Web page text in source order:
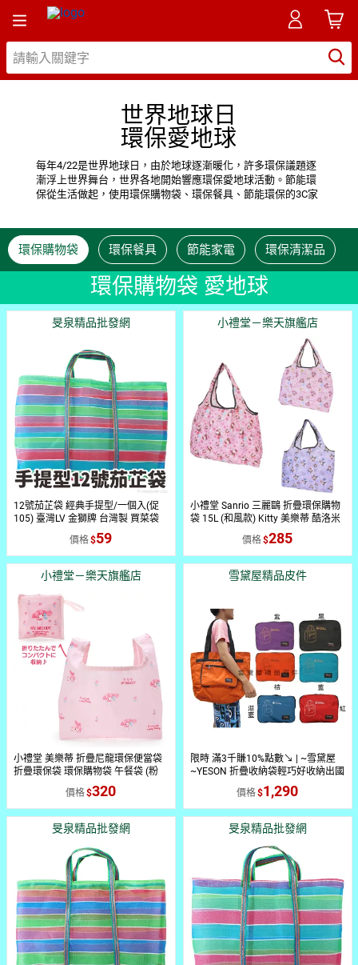
世界地球日
環保愛地球
每年4/22是世界地球日，由於地球逐漸暖化，許多環保議題逐
漸浮上世界舞台，世界各地開始響應環保愛地球活動。節能環
保從生活做起，使用環保購物袋、環保餐具、節能環保的3C家
環保購物袋 環保餐具 節能家電 環保清潔品
環保購物袋 愛地球
旻泉精品批發網
12號茄芷袋 經典手提型/一個入(促
105) 臺灣LV 金獅牌 台灣製 買菜袋
子 MIT 復古袋 TW 復古手提袋 傳統
袋 買菜袋 尼龍袋【APP滿額下單
10%點數(單一帳號最高1500點)】
價格 59
小禮堂－樂天旗艦店
小禮堂 Sanrio 三麗鷗 折疊環保購物
袋 15L (和風款) Kitty 美樂蒂 酷洛米
價格
285
小禮堂－樂天旗艦店
小禮堂 美樂蒂 折疊尼龍環保便當袋
折疊環保袋 環保購物袋 午餐袋 (粉
價格 320
雪黛屋精品皮件
限時 滿3千賺10%點數↘ | ~雪黛屋
~YESON 折疊收納袋輕巧好收納出國
備用環保購物袋可外掛行李箱拉桿上
併用MIT製高品超輕防水尼龍布
Y6657
價格 1,290
旻泉精品批發網 旻泉精品批發網